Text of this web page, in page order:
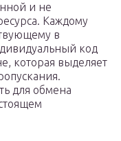
и не
Каждому
в
код
которая выделяет
для обмена